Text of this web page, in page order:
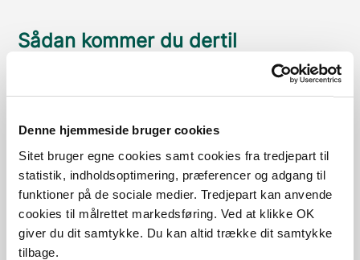
Denne hjemmeside bruger cookies
Sitet bruger egne cookies samt cookies fra tredjepart til
statistik, indholdsoptimering, præferencer og adgang til
funktioner på de sociale medier. Tredjepart kan anvende
cookies til målrettet markedsføring. Ved at klikke OK
giver du dit samtykke. Du kan altid trække dit samtykke
tilbage.
Sådan kommer du dertil
Med offentlig transport
Google Maps
Der er ingen parkeringspladser i umiddelbar nærhed
af faciliteten.